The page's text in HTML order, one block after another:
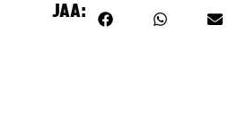
JAA: